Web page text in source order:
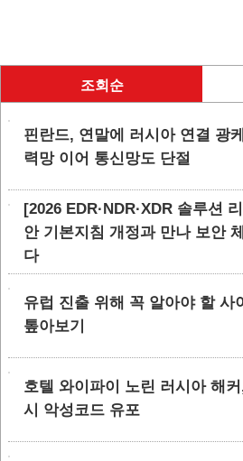
조회순
핀란드, 연말에 러시아 연결 광
력망 이어 통신망도 단절
[2026 EDR·NDR·XDR 솔루션
안 기본지침 개정과 만나 보안
다
유럽 진출 위해 꼭 알아야 할 사
톺아보기
호텔 와이파이 노린 러시아 해
시 악성코드 유포